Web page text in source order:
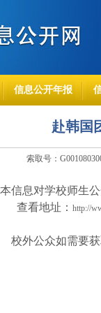
信息公开年报
赴韩国
索取号：
本信息对学校师生
查看地址： http://
校外公众如需要